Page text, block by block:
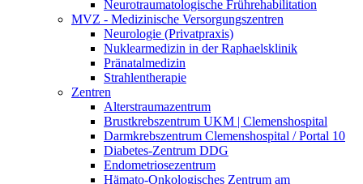
Neurotraumatologische Frührehabilitation
MVZ - Medizinische Versorgungszentren
Neurologie (Privatpraxis)
Nuklearmedizin in der Raphaelsklinik
Pränatalmedizin
Strahlentherapie
Zentren
Alterstraumazentrum
Brustkrebszentrum UKM | Clemenshospital
Darmkrebszentrum Clemenshospital / Portal 10
Diabetes-Zentrum DDG
Endometriosezentrum
Hämato-Onkologisches Zentrum am